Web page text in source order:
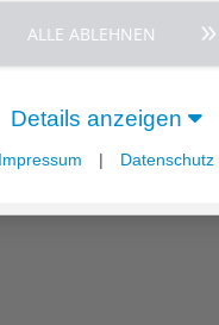
ALLE ABLEHNEN
Details anzeigen
Impressum | Datenschutz